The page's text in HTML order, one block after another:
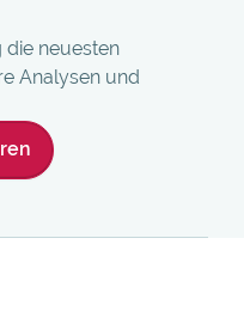
die neuesten
Analysen und